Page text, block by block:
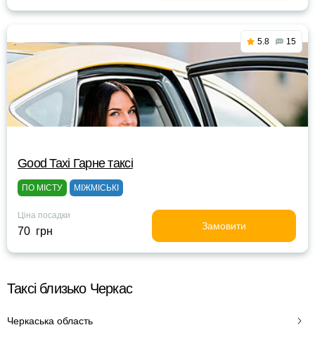
5.8 15
Good Taxi Гарне таксi
ПО МІСТУ МІЖМІСЬКІ
Ціна посадки
70 грн Замовити
Таксі близько Черкас
Черкаська область